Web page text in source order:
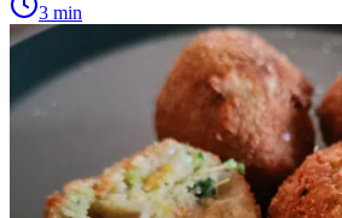
3 min